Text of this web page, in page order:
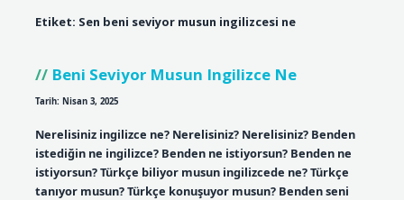
Etiket: Sen beni seviyor musun ingilizcesi ne
Beni Seviyor Musun Ingilizce Ne
Tarih: Nisan 3, 2025
Nerelisiniz ingilizce ne? Nerelisiniz? Nerelisiniz? Benden
istediğin ne ingilizce? Benden ne istiyorsun? Benden ne
istiyorsun? Türkçe biliyor musun ingilizcede ne? Türkçe
tanıyor musun? Türkçe konuşuyor musun? Benden seni